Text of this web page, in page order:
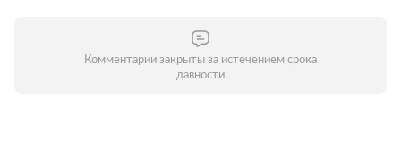
Комментарии закрыты за истечением срока
давности